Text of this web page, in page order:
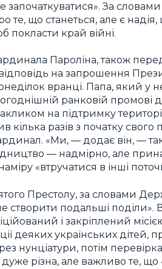
започаткуватися». За
те, що станеться, але є
покласти край війні.
Пароліна, також
на запрошення
вранці. Папа, який у
ранковій
на підтримку
кілька разів з початку
«Ми, — додає він, —
— надмірно, але
«втручатися в інші
Престолу, за словами
створити подальші
і закріплений
деяких українських
нунціатури, потім перевірка
різна, але важливо те,